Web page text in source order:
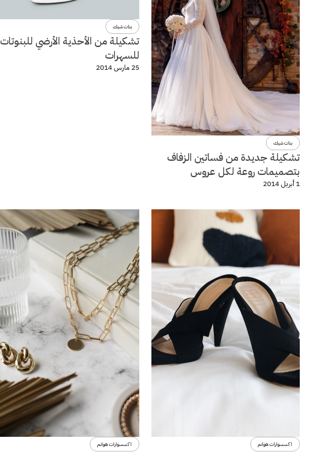
بنات شيك
تشكيلة جديدة من فساتين الزفاف
بتصميمات روعة لكل عروس
1 أبريل 2014
بنات شيك
تشكيلة من الأحذية الأرضي للبنوتات
للسهرات
25 مارس 2014
اكسسوارات هوانم اكسسوارات هوانم